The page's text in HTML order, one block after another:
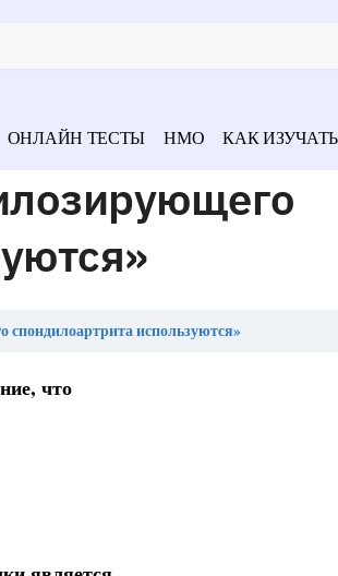
ОНЛАЙН ТЕСТЫ НМО КАК ИЗУЧАТЬ
используются»
что